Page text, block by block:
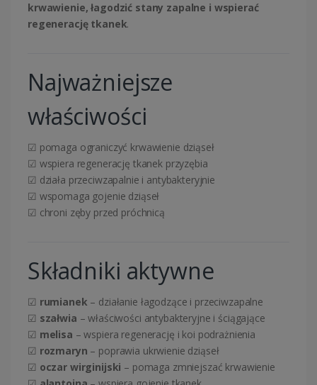
krwawienie, łagodzić stany zapalne i wspierać
regenerację tkanek.
Najważniejsze
właściwości
☑ pomaga ograniczyć krwawienie dziąseł
☑ wspiera regenerację tkanek przyzębia
☑ działa przeciwzapalnie i antybakteryjnie
☑ wspomaga gojenie dziąseł
☑ chroni zęby przed próchnicą
Składniki aktywne
☑ rumianek – działanie łagodzące i przeciwzapalne
☑ szałwia – właściwości antybakteryjne i ściągające
☑ melisa – wspiera regenerację i koi podrażnienia
☑ rozmaryn – poprawia ukrwienie dziąseł
☑ oczar wirginijski – pomaga zmniejszać krwawienie